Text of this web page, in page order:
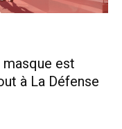
est
à La Défense